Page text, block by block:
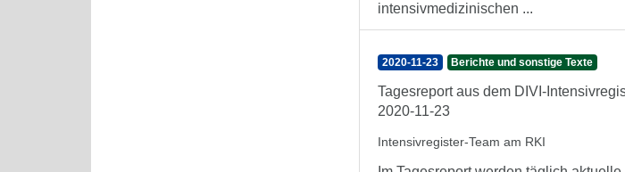
intensivmedizinischen ...
2020-11-23 Berichte und sonstige Texte
Tagesreport aus dem DIVI-
2020-11-23
Intensivregister-Team am RKI